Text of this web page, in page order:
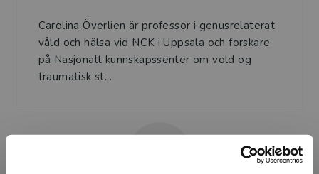
Carolina Överlien är professor i genusrelaterat
våld och hälsa vid NCK i Uppsala och forskare
på Nasjonalt kunnskapssenter om vold og
traumatisk st...